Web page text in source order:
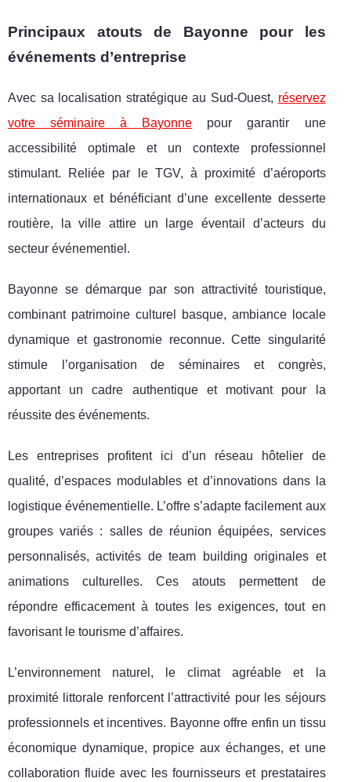
Principaux atouts de Bayonne pour les
événements d’entreprise
Avec sa localisation stratégique au Sud-Ouest, réservez
votre séminaire à Bayonne pour garantir une
accessibilité optimale et un contexte professionnel
stimulant. Reliée par le TGV, à proximité d’aéroports
internationaux et bénéficiant d’une excellente desserte
routière, la ville attire un large éventail d’acteurs du
secteur événementiel.
Bayonne se démarque par son attractivité touristique,
combinant patrimoine culturel basque, ambiance locale
dynamique et gastronomie reconnue. Cette singularité
stimule l’organisation de séminaires et congrès,
apportant un cadre authentique et motivant pour la
réussite des événements.
Les entreprises profitent ici d’un réseau hôtelier de
qualité, d’espaces modulables et d’innovations dans la
logistique événementielle. L’offre s’adapte facilement aux
groupes variés : salles de réunion équipées, services
personnalisés, activités de team building originales et
animations culturelles. Ces atouts permettent de
répondre efficacement à toutes les exigences, tout en
favorisant le tourisme d’affaires.
L’environnement naturel, le climat agréable et la
proximité littorale renforcent l’attractivité pour les séjours
professionnels et incentives. Bayonne offre enfin un tissu
économique dynamique, propice aux échanges, et une
collaboration fluide avec les fournisseurs et prestataires